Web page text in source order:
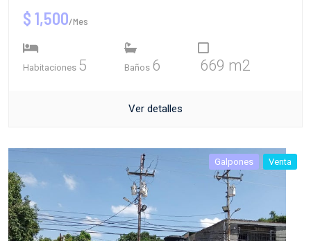
$ 1,500/Mes
Habitaciones 5 Baños 6 669 m2
Ver detalles
Galpones Venta